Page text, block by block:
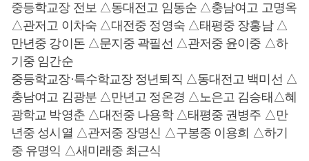
중등학교장 전보 △동대전고 임동순 △충남여고 고명옥
△관저고 이차숙 △대전중 정영숙 △태평중 장홍남 △
만년중 강이돈 △문지중 곽필선 △관저중 윤이중 △하
기중 임간순
중등학교장·특수학교장 정년퇴직 △동대전고 백미선 △
충남여고 김광분 △만년고 정온경 △노은고 김승태△혜
광학교 박영춘 △대전중 나용학 △태평중 권병주 △만
년중 성시열 △관저중 장명신 △구봉중 이용희 △하기
중 유명익 △새미래중 최근식